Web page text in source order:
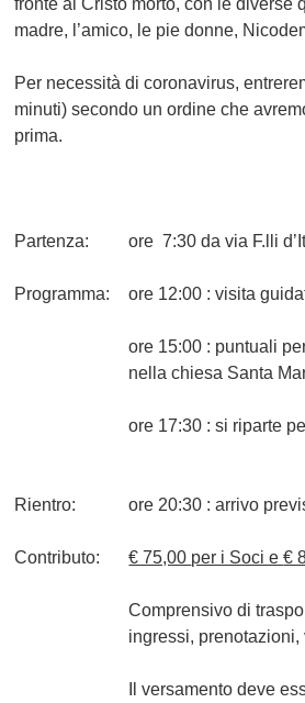
fronte al Cristo morto, con le diverse
madre, l’amico, le pie donne,
Per necessità di coronavirus,
minuti) secondo un ordine che
prima.
Partenza: ore7:30da via F.lli
Programma: ore 12:00 : visita
ore 15:00 : puntuali
nella chiesa Santa
ore 17:30 : si riparte
Rientro: ore 20:30 : arrivo
Contributo: € 75,00 per i Soci e€
Comprensivo di
ingressi, prenotazioni,
Il versamento deve